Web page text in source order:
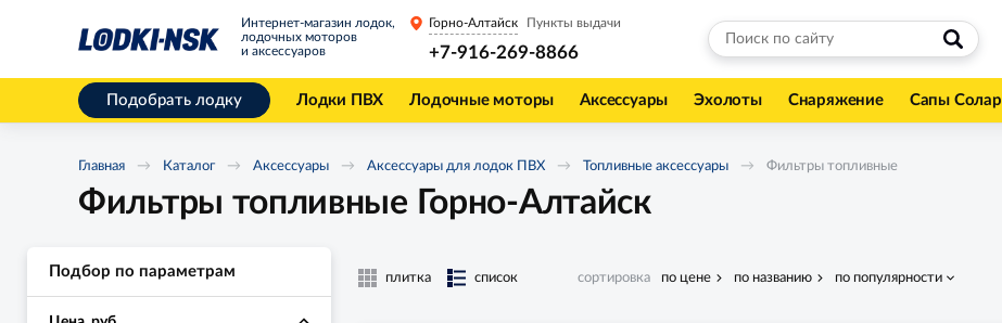
Интернет-магазин лодок,
лодочных моторов
и аксессуаров
Горно-Алтайск Пункты выдачи
+7-916-269-8866
Подобрать лодку Лодки ПВХ Лодочные моторы Аксессуары Эхолоты Снаряжение Сапы Солар
Главная Каталог Аксессуары Аксессуары для лодок ПВХ Топливные аксессуары Фильтры топливные
Фильтры топливные Горно-Алтайск
Подбор по параметрам плитка список сортировка по цене по названию по популярности